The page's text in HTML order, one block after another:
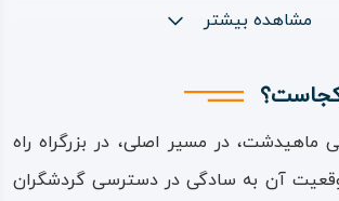
مشاهده بیشتر
ماهیدشت، در مسیر اصلی، در بزرگراه راه
موقعیت آن به‌ سادگی در دسترسی گردشگران